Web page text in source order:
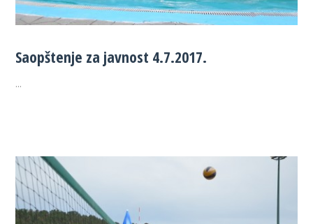
Saopštenje za javnost 4.7.2017.
...